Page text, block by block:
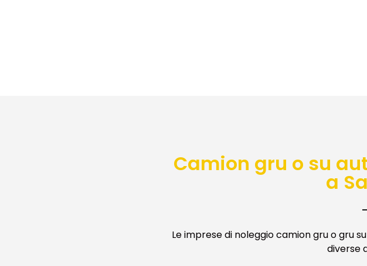
Camion gru o su
a
Le imprese di noleggio camion gru o gru
diverse